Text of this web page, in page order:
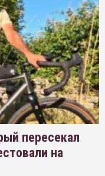
пересекал
на